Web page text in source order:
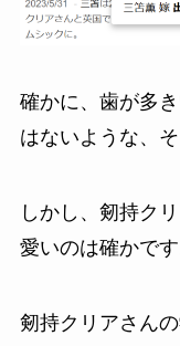
確かに、歯が多
はないような、
しかし、剱持ク
愛いのは確かです
剱持クリアさん